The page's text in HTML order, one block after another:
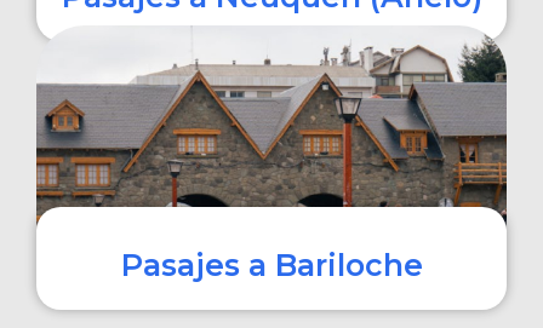
COMPRAR
Pasajes a Bariloche